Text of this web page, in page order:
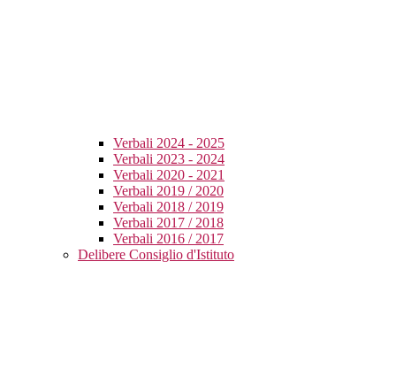
Verbali 2024 - 2025
Verbali 2023 - 2024
Verbali 2020 - 2021
Verbali 2019 / 2020
Verbali 2018 / 2019
Verbali 2017 / 2018
Verbali 2016 / 2017
Delibere Consiglio d'Istituto